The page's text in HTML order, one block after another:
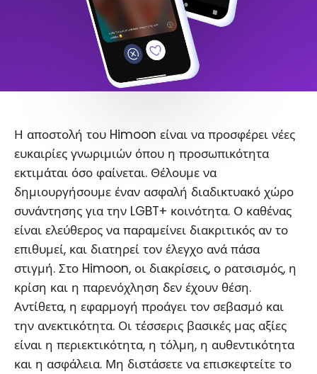
Η αποστολή του Himoon είναι να προσφέρει νέες
ευκαιρίες γνωριμιών όπου η προσωπικότητα
εκτιμάται όσο φαίνεται. Θέλουμε να
δημιουργήσουμε έναν ασφαλή διαδικτυακό χώρο
συνάντησης για την LGBT+ κοινότητα. Ο καθένας
είναι ελεύθερος να παραμείνει διακριτικός αν το
επιθυμεί, και διατηρεί τον έλεγχο ανά πάσα
στιγμή. Στο Himoon, οι διακρίσεις, ο ρατσισμός, η
κρίση και η παρενόχληση δεν έχουν θέση.
Αντίθετα, η εφαρμογή προάγει τον σεβασμό και
την ανεκτικότητα. Οι τέσσερις βασικές μας αξίες
είναι η περιεκτικότητα, η τόλμη, η αυθεντικότητα
και η ασφάλεια. Μη διστάσετε να επισκεφτείτε το